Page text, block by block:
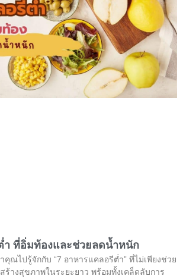
ำ ที่อิ่มท้องและช่วยลดน้ำหนัก
คุณไปรู้จักกับ “7 อาหารแคลอรีต่ำ” ที่ไม่เพียงช่วย
ร้างสุขภาพในระยะยาว พร้อมทั้งเคล็ดลับการ